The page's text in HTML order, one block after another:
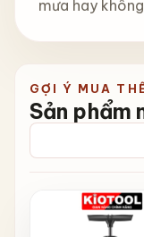
mưa hay
GỢI Ý MUA
Sản phẩm